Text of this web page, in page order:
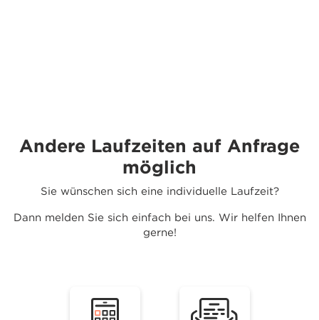
Andere Laufzeiten auf Anfrage
möglich
Sie wünschen sich eine individuelle Laufzeit?
Dann melden Sie sich einfach bei uns. Wir helfen Ihnen
gerne!